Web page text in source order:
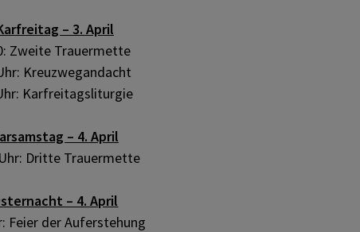
– 3. April
Zweite Trauermette
Kreuzwegandacht
Karfreitagsliturgie
– 4. April
Dritte Trauermette
– 4. April
Feier der Auferstehung